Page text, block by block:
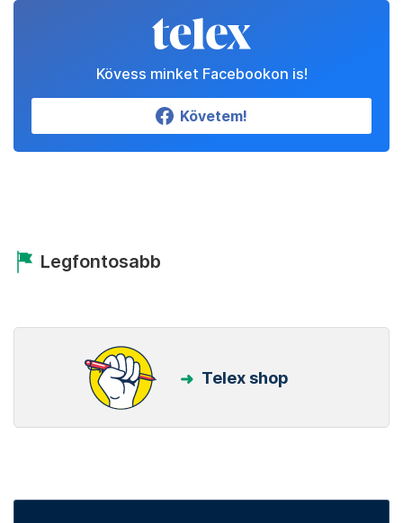
Kövess minket Facebookon is!
Követem!
Legfontosabb
Telex shop